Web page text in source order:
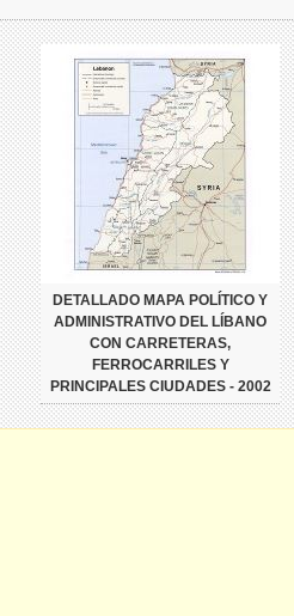
DETALLADO MAPA POLÍTICO Y
ADMINISTRATIVO DEL LÍBANO
CON CARRETERAS,
FERROCARRILES Y
PRINCIPALES CIUDADES - 2002